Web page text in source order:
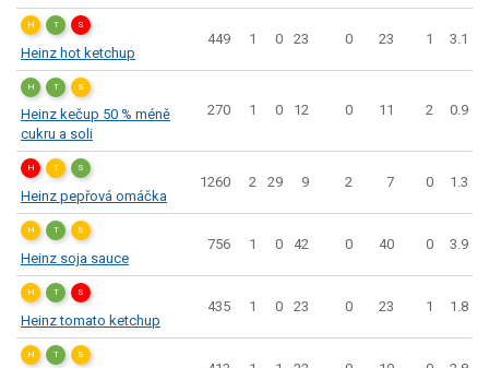
H T S
Heinz hot ketchup
449 1 0 23 0 23 1 3.1
H T S
Heinz kečup 50 % méně
cukru a soli
270 1 0 12 0 11 2 0.9
H T S
Heinz pepřová omáčka
1260 2 29 9 2 7 0 1.3
H T S
Heinz soja sauce
756 1 0 42 0 40 0 3.9
H T S
Heinz tomato ketchup
435 1 0 23 0 23 1 1.8
H T S